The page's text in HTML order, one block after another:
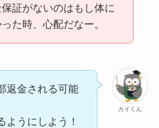
ニューZの解約まと
め！電話が繋がらな
解約できない？バロ
ニーを電話から解約
証がないのはもし体に
た時、心配だなー。
カイくん
返金される可能
ようにしよう！